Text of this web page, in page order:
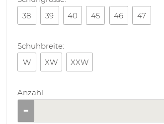
38
39 40 45 46 47
Schuhbreite:
W
XW XXW
Anzahl